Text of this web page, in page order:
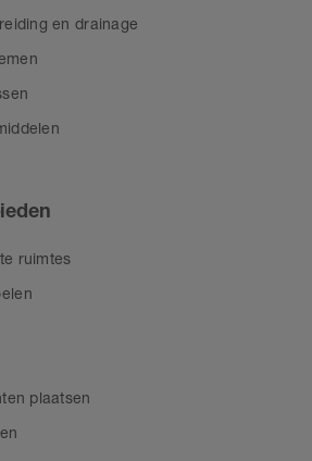
en drainage
ruimtes
plaatsen